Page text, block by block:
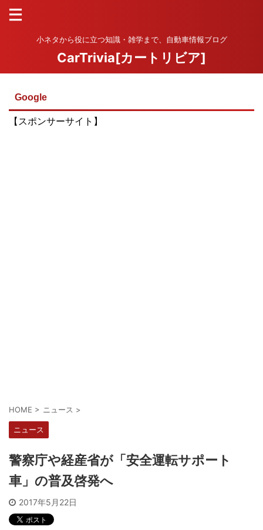
小ネタから役に立つ知識・雑学まで、自動車情報ブログ
CarTrivia[カートリビア]
Google
【スポンサーサイト】
HOME > ニュース >
ニュース
警察庁や経産省が「安全運転サポート
車」の普及啓発へ
2017年5月22日